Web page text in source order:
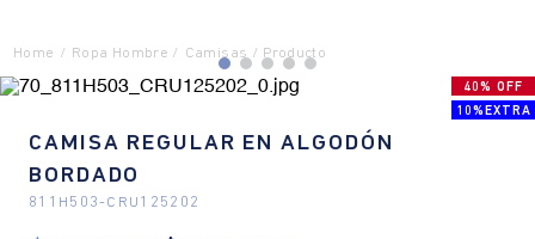
Ropa Hombre Camisas
40% OFF
10%EXTRA
CAMISA REGULAR EN ALGODÓN
BORDADO
811H503- CRU125202